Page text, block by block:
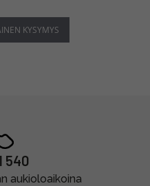
KYSYMYS
540
aukioloaikoina